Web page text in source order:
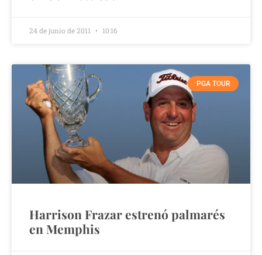
24 de junio de 2011 10:16
PGA TOUR
Harrison Frazar estrenó palmarés
en Memphis